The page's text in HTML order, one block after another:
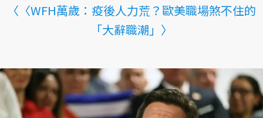
〈〈WFH萬歲：疫後人力荒？歐美職場煞不住的
「大辭職潮」〉